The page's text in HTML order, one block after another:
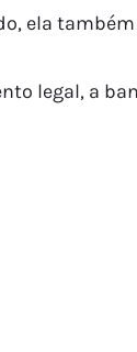
ela
legal, a